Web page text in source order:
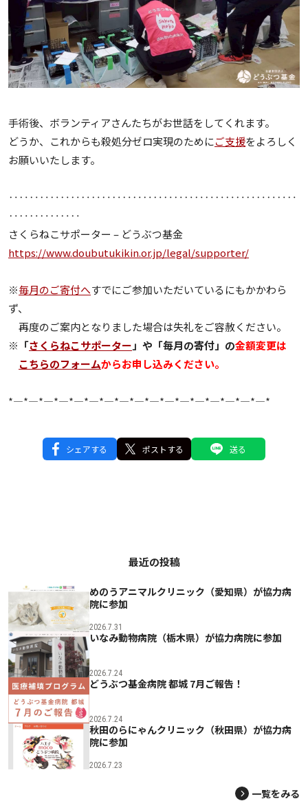
手術後、ボランティアさんたちがお世話をしてくれます。
どうか、これからも殺処分ゼロ実現のためにご支援をよろしく
お願いいたします。
‥‥‥‥‥‥‥‥‥‥‥‥‥‥‥‥‥‥‥‥‥‥‥‥‥‥‥‥
‥‥‥‥‥‥‥
さくらねこサポーター – どうぶつ基金
https://www.doubutukikin.or.jp/legal/supporter/
※毎月のご寄付へすでにご参加いただいているにもかかわら
ず、
再度のご案内となりました場合は失礼をご容赦ください。
※「さくらねこサポーター 」や「毎月の寄付」の金額変更は
こちらのフォームからお申し込みください。
*—*—*—*—*—*—*—*—*—*—*—*—*—*—*—*—*—*
シェアする ポストする 送る
最近の投稿
めのうアニマルクリニック（愛知県）が協力病
院に参加
2026.7.31
いなみ動物病院（栃木県）が協力病院に参加
2026.7.24
どうぶつ基金病院 都城 7月ご報告！
2026.7.24
秋田のらにゃんクリニック（秋田県）が協力病
院に参加
2026.7.23
一覧をみる